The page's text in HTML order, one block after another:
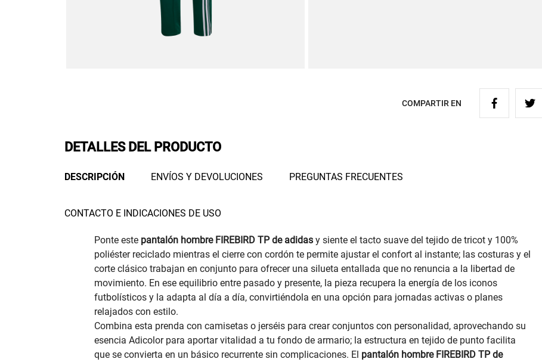
COMPARTIR EN
DETALLES DEL PRODUCTO
DESCRIPCIÓN ENVÍOS Y DEVOLUCIONES PREGUNTAS FRECUENTES
CONTACTO E INDICACIONES DE USO
Ponte este pantalón hombre FIREBIRD TP de adidasy siente el tacto suave del tejido de tricot y 100%
poliéster reciclado mientras el cierre con cordón te permite ajustar el confort al instante; las costuras y el
corte clásico trabajan en conjunto para ofrecer una silueta entallada que no renuncia a la libertad de
movimiento. En ese equilibrio entre pasado y presente, la pieza recupera la energía de los iconos
futbolísticos y la adapta al día a día, convirtiéndola en una opción para jornadas activas o planes
relajados con estilo.
Combina esta prenda con camisetas o jerséis para crear conjuntos con personalidad, aprovechando su
esencia Adicolor para aportar vitalidad a tu fondo de armario; la estructura en tejido de punto facilita
que se convierta en un básico recurrente sin complicaciones. El pantalón hombre FIREBIRD TP de